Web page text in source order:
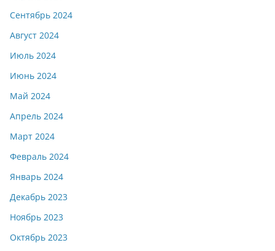
Сентябрь 2024
Август 2024
Июль 2024
Июнь 2024
Май 2024
Апрель 2024
Март 2024
Февраль 2024
Январь 2024
Декабрь 2023
Ноябрь 2023
Октябрь 2023